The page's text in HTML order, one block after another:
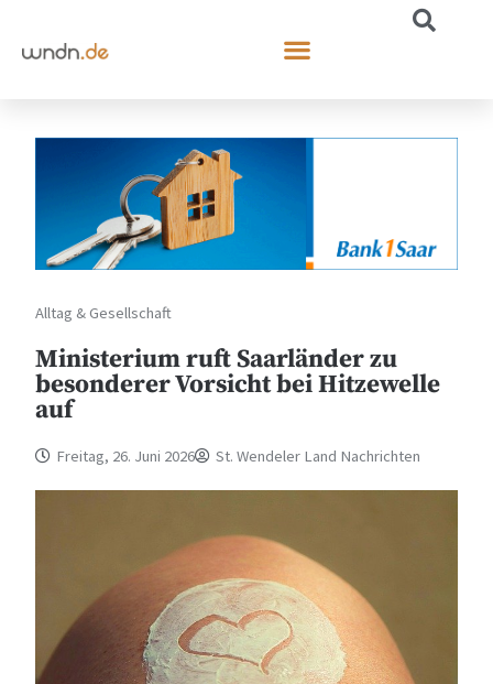
Alltag & Gesellschaft
Ministerium ruft Saarländer zu
besonderer Vorsicht bei Hitzewelle
auf
Freitag, 26. Juni 2026 St. Wendeler Land Nachrichten